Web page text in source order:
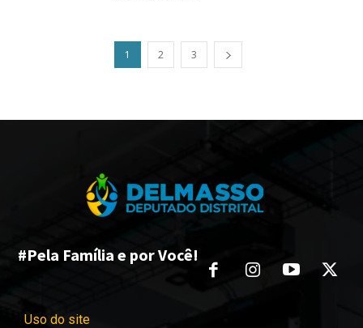
1 2 3
#Pela Família e por Você!
Uso do site